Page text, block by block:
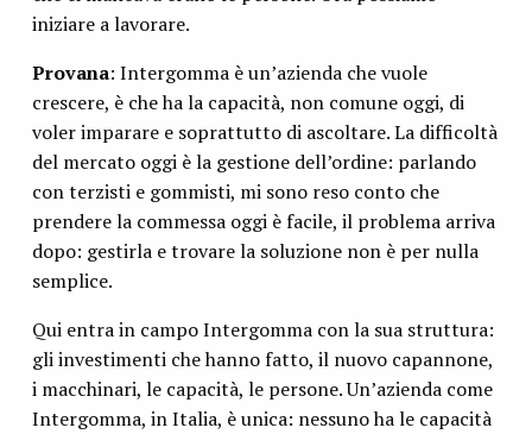
iniziare a lavorare.
Provana: Intergomma è un’azienda che vuole
crescere, è che ha la capacità, non comune oggi, di
voler imparare e soprattutto di ascoltare. La difficoltà
del mercato oggi è la gestione dell’ordine: parlando
con terzisti e gommisti, mi sono reso conto che
prendere la commessa oggi è facile, il problema arriva
dopo: gestirla e trovare la soluzione non è per nulla
semplice.
Qui entra in campo Intergomma con la sua struttura:
gli investimenti che hanno fatto, il nuovo capannone,
i macchinari, le capacità, le persone. Un’azienda come
Intergomma, in Italia, è unica: nessuno ha le capacità